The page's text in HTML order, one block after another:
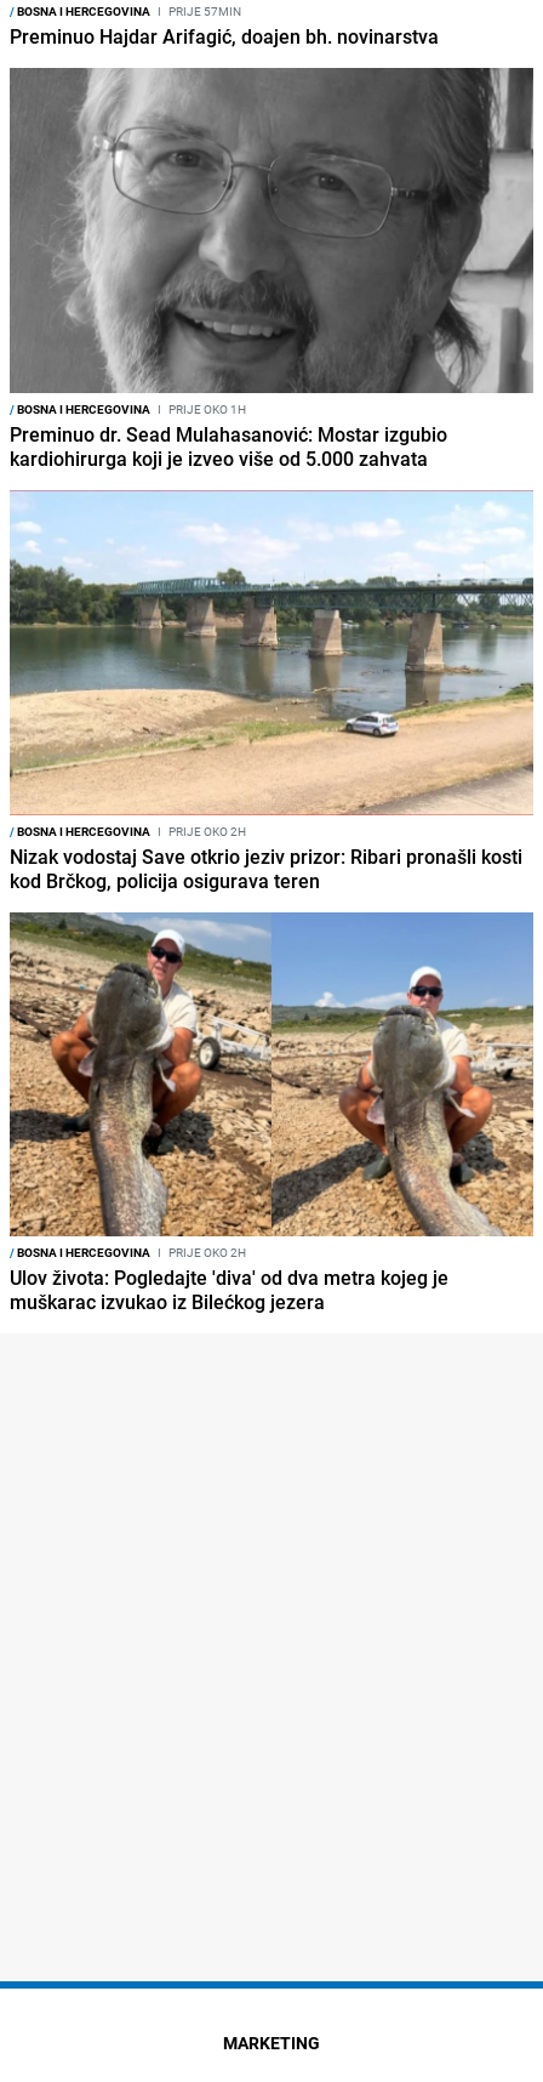
/BOSNA I HERCEGOVINA I PRIJE 57MIN
Preminuo Hajdar Arifagić, doajen bh. novinarstva
/BOSNA I HERCEGOVINA I PRIJE OKO 1H
Preminuo dr. Sead Mulahasanović: Mostar izgubio
kardiohirurga koji je izveo više od 5.000 zahvata
/BOSNA I HERCEGOVINA I PRIJE OKO 2H
Nizak vodostaj Save otkrio jeziv prizor: Ribari pronašli kosti
kod Brčkog, policija osigurava teren
/BOSNA I HERCEGOVINA I PRIJE OKO 2H
Ulov života: Pogledajte 'diva' od dva metra kojeg je
muškarac izvukao iz Bilećkog jezera
MARKETING